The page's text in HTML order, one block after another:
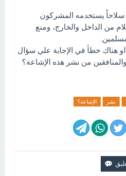
سلاحاً يستخدمه المشركون
من الداخل والخارج، ومنع
او هناك خطأ في الإجابة علي سؤال
من نشر هذه الإشاعة؟
نشر الإشاعة؟